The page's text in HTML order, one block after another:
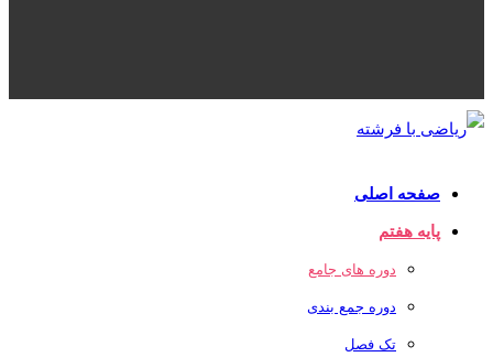
صفحه اصلی
پایه هفتم
دوره های جامع
دوره جمع بندی
تک فصل